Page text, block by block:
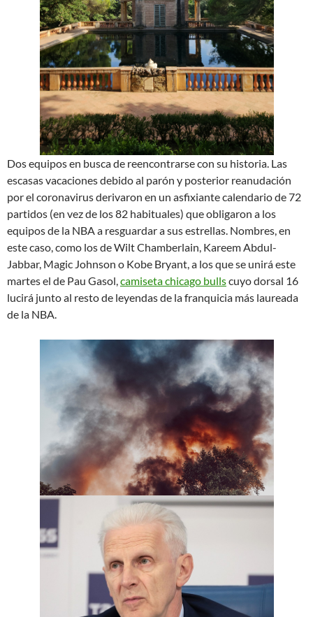
Dos equipos en busca de reencontrarse con su historia. Las
escasas vacaciones debido al parón y posterior reanudación
por el coronavirus derivaron en un asfixiante calendario de 72
partidos (en vez de los 82 habituales) que obligaron a los
equipos de la NBA a resguardar a sus estrellas. Nombres, en
este caso, como los de Wilt Chamberlain, Kareem Abdul-
Jabbar, Magic Johnson o Kobe Bryant, a los que se unirá este
martes el de Pau Gasol, camiseta chicago bullscuyo dorsal 16
lucirá junto al resto de leyendas de la franquicia más laureada
de la NBA.